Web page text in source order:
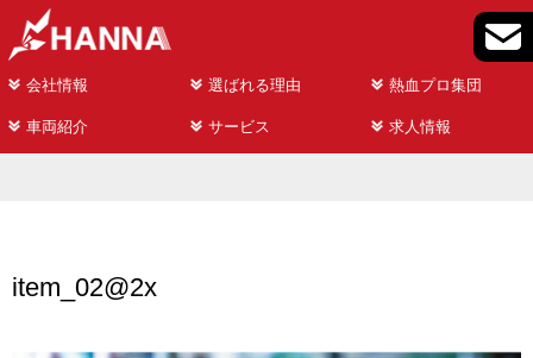
会社情報 選ばれる理由 熱血プロ集団
車両紹介 サービス 求人情報
item_02@2x